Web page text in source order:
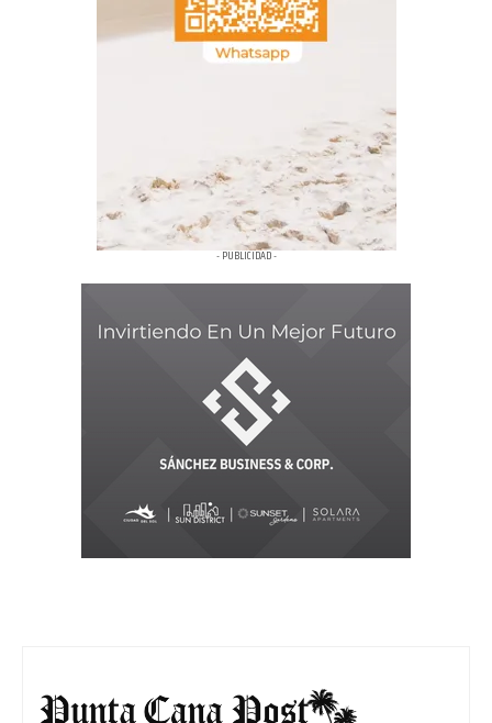
- PUBLICIDAD -